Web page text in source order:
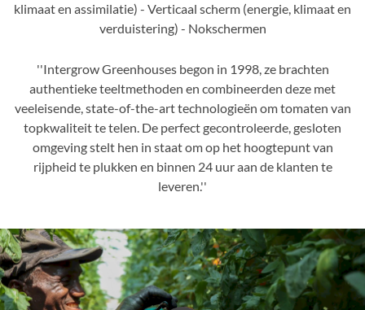
klimaat en assimilatie) - Verticaal scherm (energie, klimaat en
verduistering) - Nokschermen
''Intergrow Greenhouses begon in 1998, ze brachten
authentieke teeltmethoden en combineerden deze met
veeleisende, state-of-the-art technologieën om tomaten van
topkwaliteit te telen. De perfect gecontroleerde, gesloten
omgeving stelt hen in staat om op het hoogtepunt van
rijpheid te plukken en binnen 24 uur aan de klanten te
leveren.''